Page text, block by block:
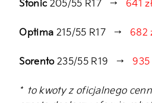
Stonic 205/55 R17 → 641 zł
Optima 215/55 R17 → 682
Sorento235/55 R19 → 935
* to kwoty z oficjalnego